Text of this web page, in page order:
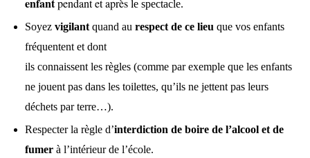
enfantpendant et après le spectacle.
Soyez vigilantquand au respect de ce lieu que vos enfants
fréquentent et dont
ils connaissent les règles (comme par exemple que les enfants
ne jouent pas dans les toilettes, qu’ils ne jettent pas leurs
déchets par terre…).
Respecter la règle d’interdiction de boire de l’alcool et de
fumerà l’intérieur de l’école.